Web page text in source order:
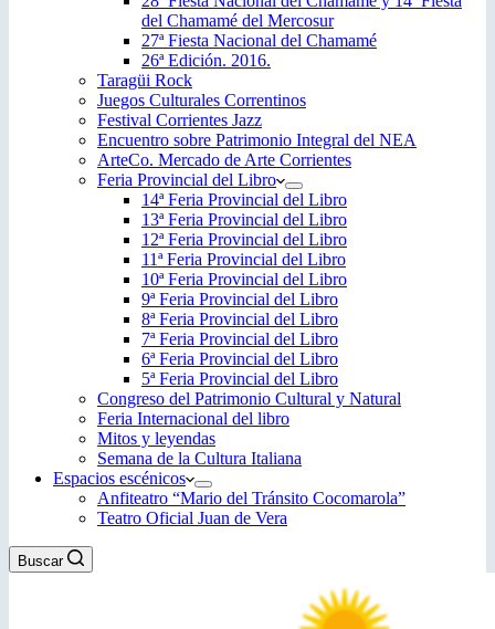
del Chamamé del Mercosur
27ª Fiesta Nacional del Chamamé
26ª Edición. 2016.
Taragüi Rock
Juegos Culturales Correntinos
Festival Corrientes Jazz
Encuentro sobre Patrimonio Integral del NEA
ArteCo. Mercado de Arte Corrientes
Feria Provincial del Libro
14ª Feria Provincial del Libro
13ª Feria Provincial del Libro
12ª Feria Provincial del Libro
11ª Feria Provincial del Libro
10ª Feria Provincial del Libro
9ª Feria Provincial del Libro
8ª Feria Provincial del Libro
7ª Feria Provincial del Libro
6ª Feria Provincial del Libro
5ª Feria Provincial del Libro
Congreso del Patrimonio Cultural y Natural
Feria Internacional del libro
Mitos y leyendas
Semana de la Cultura Italiana
Espacios escénicos
Anfiteatro “Mario del Tránsito Cocomarola”
Teatro Oficial Juan de Vera
Buscar